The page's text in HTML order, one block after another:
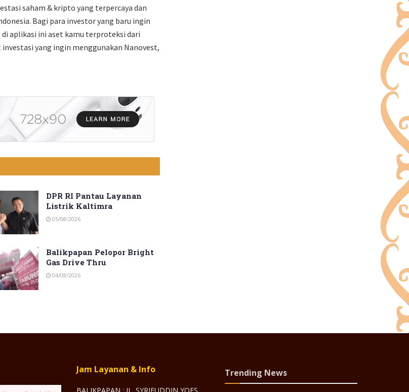
saham & kripto yang terpercaya dan
Bagi para investor yang baru ingin
aplikasi ini aset kamu terproteksi dari
yang ingin menggunakan Nanovest,
DPR RI Pantau Layanan
Listrik Kaltimra
05/08/2026
Balikpapan Pelopor Bright
Gas Drive Thru
04/08/2026
Jam Layanan & Info Trending News